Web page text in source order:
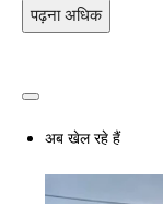
पढ़ना अधिक
अब खेल रहे हैं